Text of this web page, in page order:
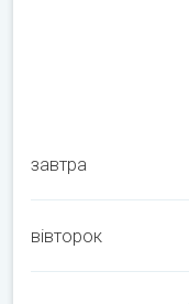
завтра
вівторок